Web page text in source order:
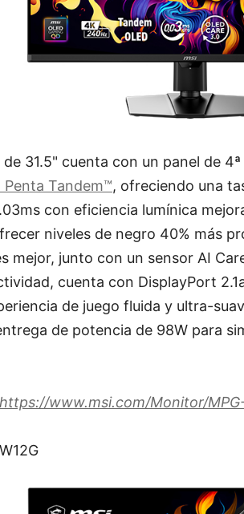
31.5" cuenta con un panel de
Tandem™, ofreciendo una
con eficiencia lumínica
niveles de negro 40% más
mejor, junto con un sensor AI
cuenta con DisplayPort
de juego fluida y ultra-
de potencia de 98W para
https://www.msi.com/Monitor/